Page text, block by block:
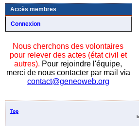
Accès membres
Connexion
Nous cherchons des volontaires
pour relever des actes (état civil et
autres). Pour rejoindre l'équipe,
merci de nous contacter par mail via
contact@geneoweb.org
Top